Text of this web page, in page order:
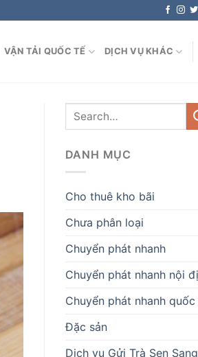
VẬN TẢI QUỐC TẾ DỊCH VỤ KHÁC
DANH MỤC
Cho thuê kho bãi
Chưa phân loại
Chuyển phát nhanh
Chuyển phát nhanh nội
Chuyển phát nhanh
Đặc sản
Dịch vụ Gửi Trà Sen Sang